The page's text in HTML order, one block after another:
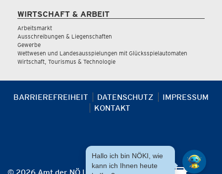
WIRTSCHAFT & ARBEIT
Arbeitsmarkt
Ausschreibungen & Liegenschaften
Gewerbe
Wettwesen und Landesausspielungen mit Glücksspielautomaten
Wirtschaft, Tourismus & Technologie
BARRIEREFREIHEIT DATENSCHUTZ
IMPRESSUM
KONTAKT
Hallo ich bin NÖKI, wie
kann ich Ihnen heute